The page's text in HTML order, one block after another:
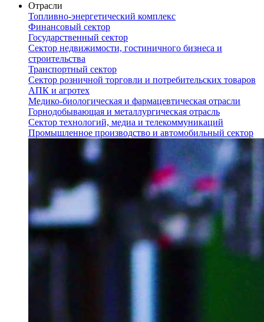
Отрасли
Топливно-энергетический комплекс
Финансовый сектор
Государственный сектор
Сектор недвижимости, гостиничного бизнеса и
строительства
Транспортный сектор
Сектор розничной торговли и потребительских товаров
АПК и агротех
Медико-биологическая и фармацевтическая отрасли
Горнодобывающая и металлургическая отрасль
Сектор технологий, медиа и телекоммуникаций
Промышленное производство и автомобильный сектор